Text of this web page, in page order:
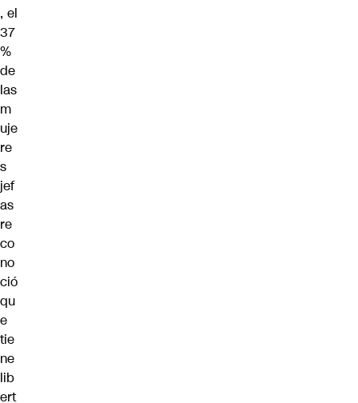
, el
37
%
de
las
m
uje
re
s
jef
as
re
co
no
ció
qu
e
tie
ne
lib
ert